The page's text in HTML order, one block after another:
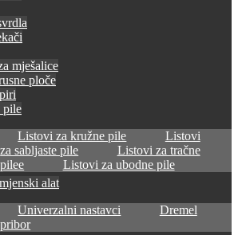
mješalice
ploče
pile
Listovi za kružne pile
Listovi
za sabljaste pile
Listovi za tračne
pilee
Listovi za ubodne pile
alat
Univerzalni nastavci
Dremel
pribor